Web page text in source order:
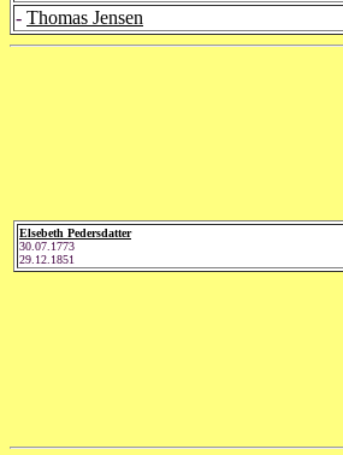
- Thomas Jensen
Elsebeth Pedersdatter
30.07.1773
29.12.1851